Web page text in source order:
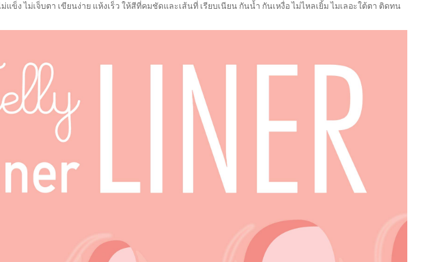
แข็ง ไม่เจ็บตา เขียนง่าย แห้งเร็ว ให้สีที่คมชัดและเส้นที่ เรียบเนียน กันน้ำ กันเหงื่อ ไม่ไหลเยิ้ม ไมเลอะใต้ตา ติดทน